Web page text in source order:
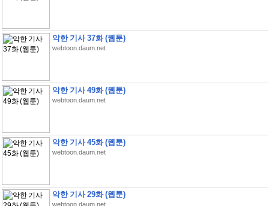
악한 기사 37화 (웹툰)
webtoon.daum.net
악한 기사 49화 (웹툰)
webtoon.daum.net
악한 기사 45화 (웹툰)
webtoon.daum.net
악한 기사 29화 (웹툰)
webtoon.daum.net